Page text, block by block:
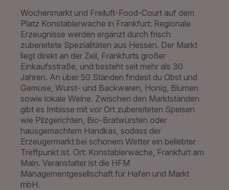
Wochenmarkt und Freiluft-Food-Court auf dem
Platz Konstablerwache in Frankfurt: Regionale
Erzeugnisse werden ergänzt durch frisch
zubereitete Spezialitäten aus Hessen. Der Markt
liegt direkt an der Zeil, Frankfurts großer
Einkaufsstraße, und besteht seit mehr als 30
Jahren. An über 50 Ständen findest du Obst und
Gemüse, Wurst- und Backwaren, Honig, Blumen
sowie lokale Weine. Zwischen den Marktständen
gibt es Imbisse mit vor Ort zubereiteten Speisen
wie Pilzgerichten, Bio-Bratwürsten oder
hausgemachtem Handkäs, sodass der
Erzeugermarkt bei schönem Wetter ein beliebter
Treffpunkt ist. Ort: Konstablerwache, Frankfurt am
Main. Veranstalter ist die HFM
Managementgesellschaft für Hafen und Markt
mbH.